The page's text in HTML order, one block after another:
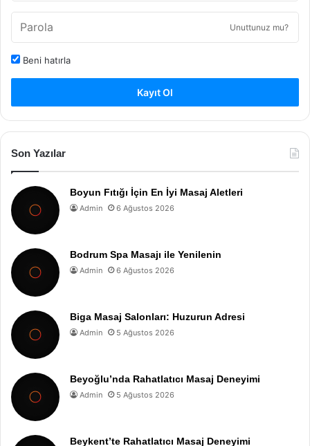
Unuttunuz mu?
Beni hatırla
Kayıt Ol
Son Yazılar
Boyun Fıtığı İçin En İyi Masaj Aletleri
Admin 6 Ağustos 2026
Bodrum Spa Masajı ile Yenilenin
Admin 6 Ağustos 2026
Biga Masaj Salonları: Huzurun Adresi
Admin 5 Ağustos 2026
Beyoğlu’nda Rahatlatıcı Masaj Deneyimi
Admin 5 Ağustos 2026
Beykent’te Rahatlatıcı Masaj Deneyimi